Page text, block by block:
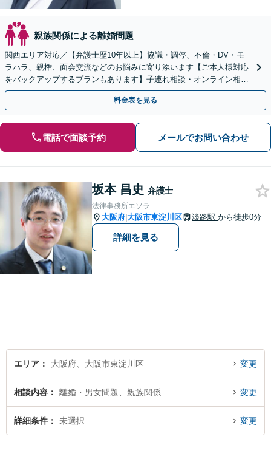
親族関係による離婚問題
関西エリア対応／【弁護士歴10年以上】協議・調停、不倫・DV・モ
ラハラ、親権、面会交流などのお悩みに寄り添います【ご本人様対応
をバックアップするプランもあります】子連れ相談・オンライン相談
OK【直接初回面談30分無料】
料金表を見る
電話で面談予約 メールでお問い合わせ
坂本 昌史 弁護士
法律事務所エソラ
大阪府|大阪市東淀川区 淡路駅 から徒歩0分
詳細を見る
エリア 大阪府、大阪市東淀川区 変更
相談内容 離婚・男女問題、親族関係 変更
詳細条件 未選択 変更